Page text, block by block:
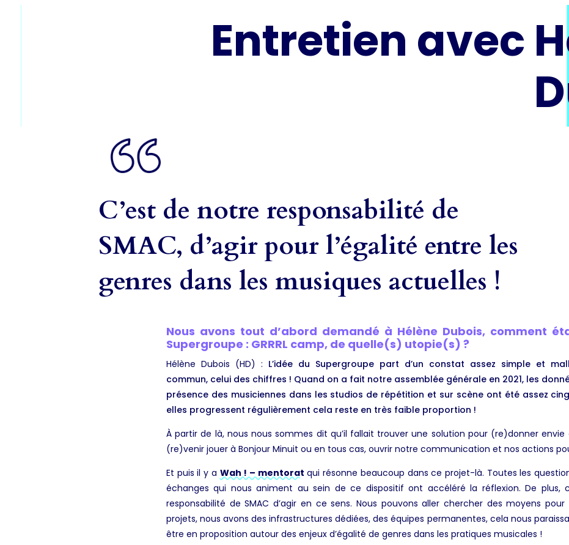
Entretien avec
C’est de notre responsabilité de
SMAC, d’agir pour l’égalité entre les
genres dans les musiques actuelles !
Nous avons tout d’abord demandé à Hélène Dubois, comment
Supergroupe : GRRRL camp, de quelle(s) utopie(s) ?
Hélène Dubois (HD) : L’idée du Supergroupe part d’un constat assez simple et
commun, celui des chiffres ! Quand on a fait notre assemblée générale en 2021, les
présence des musiciennes dans les studios de répétition et sur scène ont été assez
elles progressent régulièrement cela reste en très faible proportion !
À partir de là, nous nous sommes dit qu’il fallait trouver une solution pour (re)donner envie
(re)venir jouer à Bonjour Minuit ou en tous cas, ouvrir notre communication et nos actions
Et puis il y a Wah ! – mentorat qui résonne beaucoup dans ce projet-là. Toutes les
échanges qui nous animent au sein de ce dispositif ont accéléré la réflexion. De plus,
responsabilité de SMAC d’agir en ce sens. Nous pouvons aller chercher des moyens
projets, nous avons des infrastructures dédiées, des équipes permanentes, cela nous
être en proposition autour des enjeux d’égalité de genres dans les pratiques musicales !